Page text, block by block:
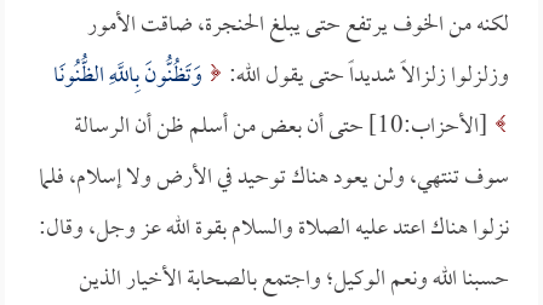
لكنه من الخوف يرتفع حتى يبلغ الحنجرة، ضاقت الأمور
وزلزلوا زلزالاً شديداً حتى يقول الله:
وَتَظُنُّونَ بِاللَّهِ الظُّنُونَا
[الأحزاب:10] حتى أن بعض من أسلم ظن أن الرسالة
سوف تنتهي، ولن يعود هناك توحيد في الأرض ولا إسلام، فلما
نزلوا هناك اعتد عليه الصلاة والسلام بقوة الله عز وجل، وقال:
حسبنا الله ونعم الوكيل؛ واجتمع بالصحابة الأخيار الذين